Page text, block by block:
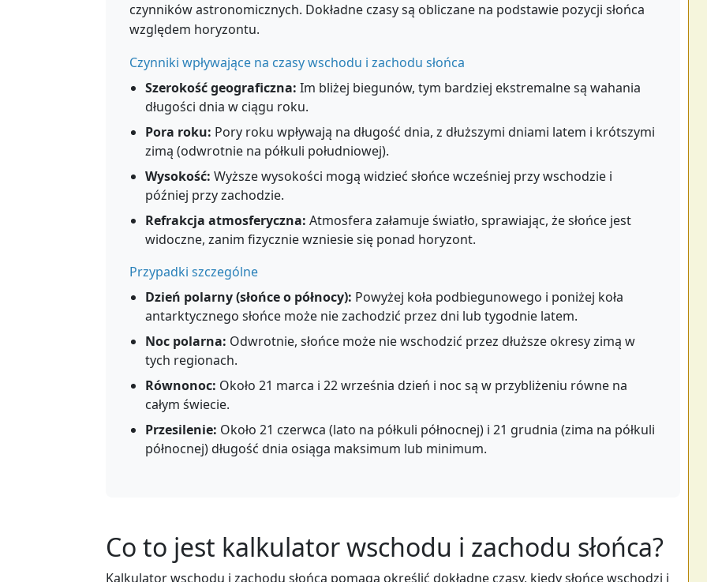
czynników astronomicznych. Dokładne czasy są obliczane na podstawie pozycji słońca
względem horyzontu.
Czynniki wpływające na czasy wschodu i zachodu słońca
Szerokość geograficzna: Im bliżej biegunów, tym bardziej ekstremalne są wahania
długości dnia w ciągu roku.
Pora roku: Pory roku wpływają na długość dnia, z dłuższymi dniami latem i krótszymi
zimą (odwrotnie na półkuli południowej).
Wysokość: Wyższe wysokości mogą widzieć słońce wcześniej przy wschodzie i
później przy zachodzie.
Refrakcja atmosferyczna: Atmosfera załamuje światło, sprawiając, że słońce jest
widoczne, zanim fizycznie wzniesie się ponad horyzont.
Przypadki szczególne
Dzień polarny (słońce o północy): Powyżej koła podbiegunowego i poniżej koła
antarktycznego słońce może nie zachodzić przez dni lub tygodnie latem.
Noc polarna: Odwrotnie, słońce może nie wschodzić przez dłuższe okresy zimą w
tych regionach.
Równonoc: Około 21 marca i 22 września dzień i noc są w przybliżeniu równe na
całym świecie.
Przesilenie: Około 21 czerwca (lato na półkuli północnej) i 21 grudnia (zima na półkuli
północnej) długość dnia osiąga maksimum lub minimum.
Co to jest kalkulator wschodu i zachodu słońca?
Kalkulator wschodu i zachodu słońca pomaga określić dokładne czasy, kiedy słońce wschodzi i